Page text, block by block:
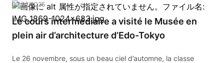
03/12/2025
Le cours intermédiaire a visité le Musée en
plein air d’architecture d’Edo-Tokyo
Le 26 novembre, sous un beau ciel d’automne, la classe